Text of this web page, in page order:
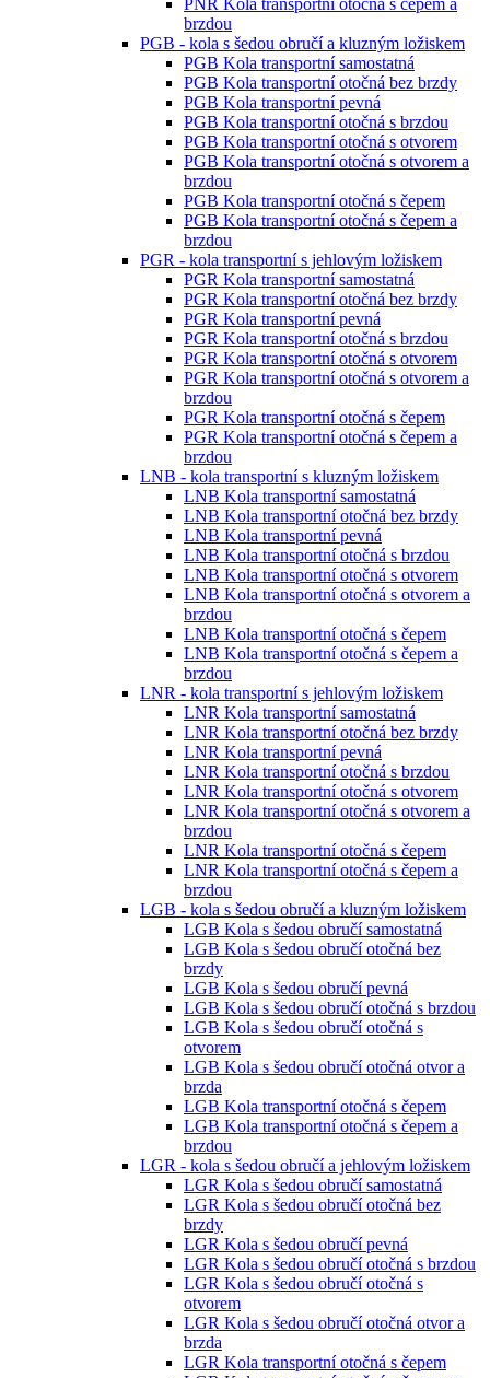
PNR Kola transportní otočná s čepem a
brzdou
PGB - kola s šedou obručí a kluzným ložiskem
PGB Kola transportní samostatná
PGB Kola transportní otočná bez brzdy
PGB Kola transportní pevná
PGB Kola transportní otočná s brzdou
PGB Kola transportní otočná s otvorem
PGB Kola transportní otočná s otvorem a
brzdou
PGB Kola transportní otočná s čepem
PGB Kola transportní otočná s čepem a
brzdou
PGR - kola transportní s jehlovým ložiskem
PGR Kola transportní samostatná
PGR Kola transportní otočná bez brzdy
PGR Kola transportní pevná
PGR Kola transportní otočná s brzdou
PGR Kola transportní otočná s otvorem
PGR Kola transportní otočná s otvorem a
brzdou
PGR Kola transportní otočná s čepem
PGR Kola transportní otočná s čepem a
brzdou
LNB - kola transportní s kluzným ložiskem
LNB Kola transportní samostatná
LNB Kola transportní otočná bez brzdy
LNB Kola transportní pevná
LNB Kola transportní otočná s brzdou
LNB Kola transportní otočná s otvorem
LNB Kola transportní otočná s otvorem a
brzdou
LNB Kola transportní otočná s čepem
LNB Kola transportní otočná s čepem a
brzdou
LNR - kola transportní s jehlovým ložiskem
LNR Kola transportní samostatná
LNR Kola transportní otočná bez brzdy
LNR Kola transportní pevná
LNR Kola transportní otočná s brzdou
LNR Kola transportní otočná s otvorem
LNR Kola transportní otočná s otvorem a
brzdou
LNR Kola transportní otočná s čepem
LNR Kola transportní otočná s čepem a
brzdou
LGB - kola s šedou obručí a kluzným ložiskem
LGB Kola s šedou obručí samostatná
LGB Kola s šedou obručí otočná bez
brzdy
LGB Kola s šedou obručí pevná
LGB Kola s šedou obručí otočná s brzdou
LGB Kola s šedou obručí otočná s
otvorem
LGB Kola s šedou obručí otočná otvor a
brzda
LGB Kola transportní otočná s čepem
LGB Kola transportní otočná s čepem a
brzdou
LGR - kola s šedou obručí a jehlovým ložiskem
LGR Kola s šedou obručí samostatná
LGR Kola s šedou obručí otočná bez
brzdy
LGR Kola s šedou obručí pevná
LGR Kola s šedou obručí otočná s brzdou
LGR Kola s šedou obručí otočná s
otvorem
LGR Kola s šedou obručí otočná otvor a
brzda
LGR Kola transportní otočná s čepem